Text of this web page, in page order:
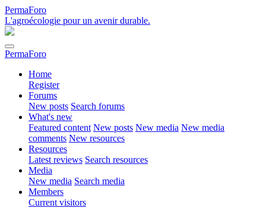
PermaForo
L'agroécologie pour un avenir durable.
PermaForo
Home
Register
Forums
New posts Search forums
What's new
Featured content New posts New media New media
comments New resources
Resources
Latest reviews Search resources
Media
New media Search media
Members
Current visitors